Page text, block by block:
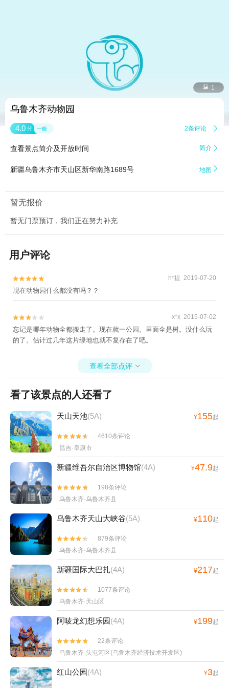
 1
乌鲁木齐动物园
4.0 分 一般 2条评论 
查看景点简介及开放时间 简介 
新疆乌鲁木齐市天山区新华南路1689号 地图 
暂无报价
暂无门票预订，我们正在努力补充
用户评论

 h*提 2019-07-20
现在动物园什么都没有吗？？

 x*x 2015-07-02
忘记是哪年动物全都搬走了。现在就一公园。里面全是树。没什么玩
的了。估计过几年这片绿地也就不复存在了吧。
查看全部点评 
看了该景点的人还看了
天山天池(5A) ¥155起


4610条评论
昌吉·阜康市
新疆维吾尔自治区博物馆(4A) ¥47.9起


198条评论
乌鲁木齐·乌鲁木齐县
乌鲁木齐天山大峡谷(5A) ¥110起


879条评论
乌鲁木齐·乌鲁木齐县
新疆国际大巴扎(4A) ¥217起


1077条评论
乌鲁木齐·天山区
阿唛龙幻想乐园(4A) ¥199起


22条评论
乌鲁木齐·头屯河区(乌鲁木齐经济技术开发区)
红山公园(4A) ¥3起